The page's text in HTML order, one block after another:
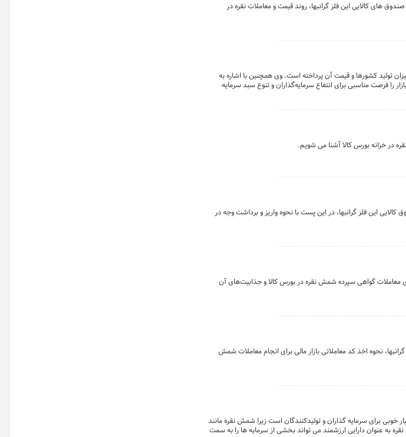
های کالایی این فلز گرانبها، روند قیمت و معاملات نقره در
تولید کشورها و قیمت آن پرداخته است. وی همچنین با اشاره به
را فرصت مناسبی برای انتفاع سرمایه‌گذاران و تنوع سبد سرمایه
در خزانه بورس کالا آشنا می شویم.
این فلز گرانبها، در این پست با نحوه واریز و برداشت وجه در
معاملات گواهی سپرده شمش نقره در بورس کالا و جذابیت‌های آن
نحوه اخذ کد معاملاتی بازار مالی برای انجام معاملات شمش
برای سرمایه گذاران و تولیدکنندگان است زیرا شمش نقره مانند
به عنوان دارایی ارزشمند می تواند بخشی از سرمایه ها را به سمت